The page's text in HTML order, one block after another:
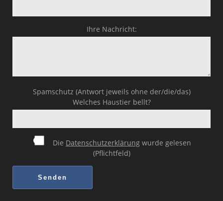
Ihre Nachricht:
Spamschutz (Antwort jeweils ohne der/die/das)
Welches Haustier bellt?
Die Datenschutzerklärung wurde gelesen
(Pflichtfeld)